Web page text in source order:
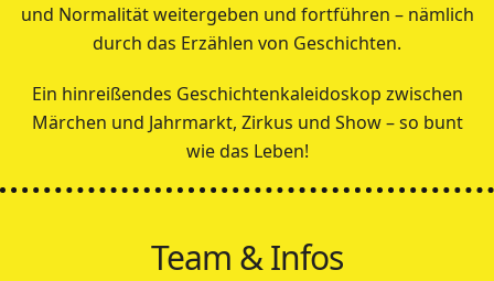
und Normalität weitergeben und fortführen – nämlich
durch das Erzählen von Geschichten.
Ein hinreißendes Geschichtenkaleidoskop zwischen
Märchen und Jahrmarkt, Zirkus und Show – so bunt
wie das Leben!
Team & Infos